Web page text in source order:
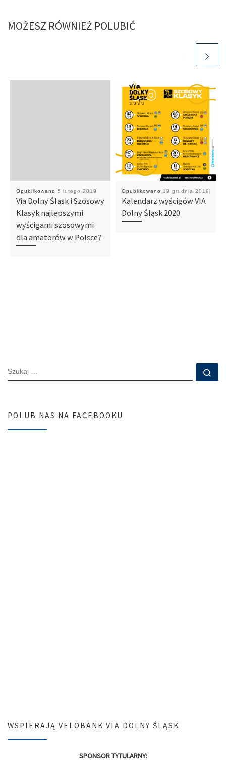
MOŻESZ RÓWNIEŻ POLUBIĆ
Opublikowano 5 lutego 2019
Via Dolny Śląsk i Szosowy
Klasyk najlepszymi
wyścigami szosowymi
dla amatorów w Polsce?
Opublikowano 19 grudnia 2019
Kalendarz wyścigów VIA
Dolny Śląsk 2020
SZUKAJ
POLUB NAS NA FACEBOOKU
WSPIERAJĄ VELOBANK VIA DOLNY ŚLĄSK
SPONSOR TYTULARNY: